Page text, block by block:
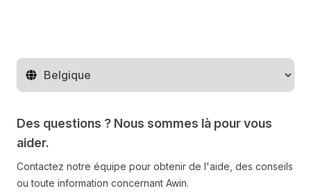
Changer de pays
Des questions ? Nous sommes là pour vous
aider.
Contactez notre équipe pour obtenir de l'aide, des conseils
ou toute information concernant Awin.